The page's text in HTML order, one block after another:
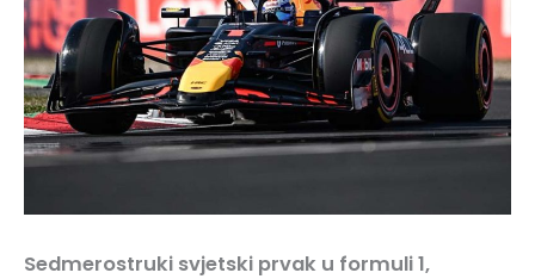
Sedmerostruki svjetski prvak u formuli 1,